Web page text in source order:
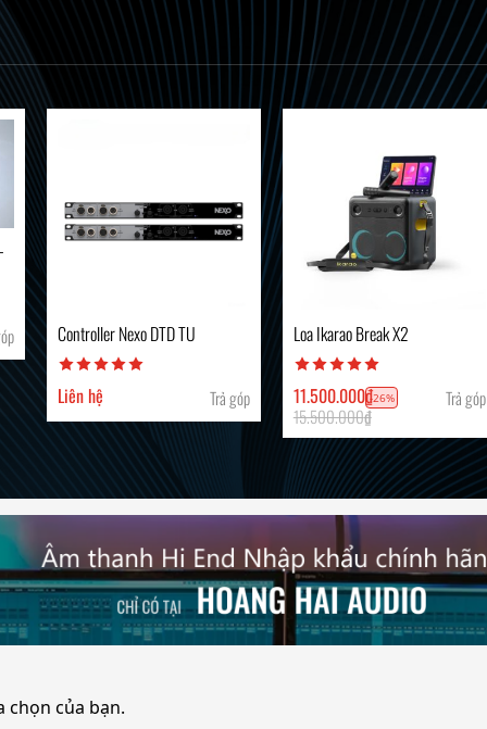
Controller Nexo DTD TU
Liên hệ Trả góp
Loa Ikarao Break X2
11.500.000₫
15.500.000₫
-26% Trả góp
chọn của bạn.